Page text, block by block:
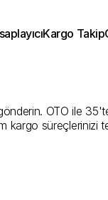
OTO ile
kargo süreçlerinizi
Kargo Takip